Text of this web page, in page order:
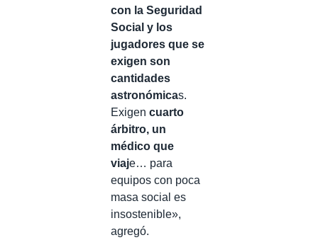
con la Seguridad
Social y los
jugadores que se
exigen son
cantidades
astronómicas.
Exigen cuarto
árbitro, un
médico que
viaje… para
equipos con poca
masa social es
insostenible»,
agregó.